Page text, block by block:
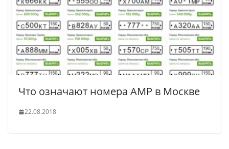
Что означают номера АМР в Москве
22.08.2018